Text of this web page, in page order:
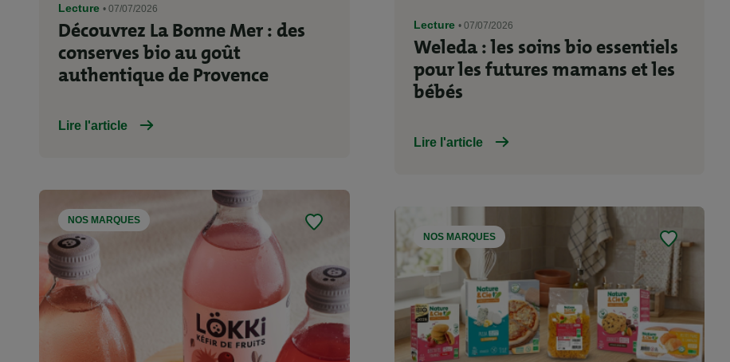
Lecture • 07/07/2026
Découvrez La Bonne Mer : des
conserves bio au goût
authentique de Provence
Lire l'article
Lecture • 07/07/2026
Weleda : les soins bio essentiels
pour les futures mamans et les
bébés
Lire l'article
NOS MARQUES
NOS MARQUES